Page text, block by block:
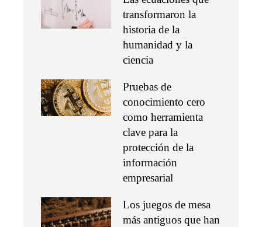
transformaron la
historia de la
humanidad y la
ciencia
Pruebas de
conocimiento cero
como herramienta
clave para la
protección de la
información
empresarial
Los juegos de mesa
más antiguos que han